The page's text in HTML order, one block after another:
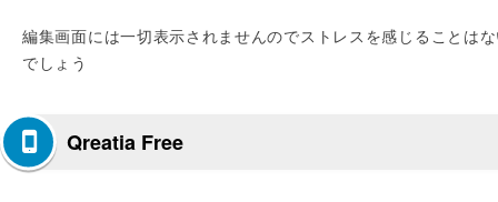
編集画面には一切表示されませんのでストレスを感じることは
でしょう
Qreatia Free